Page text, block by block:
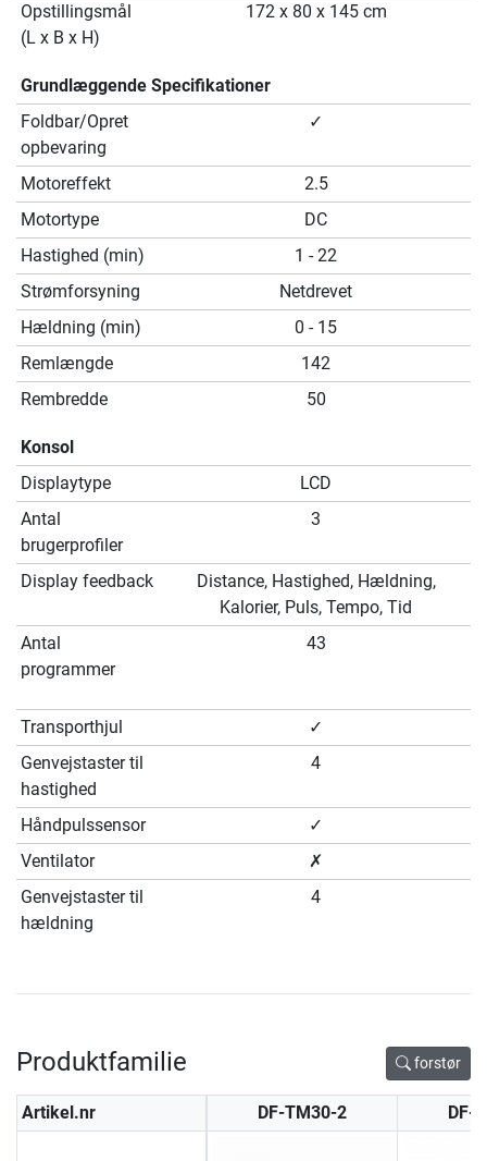
Opstillingsmål
(L x B x H)
172 x 80 x 145 cm
Grundlæggende Specifikationer
Foldbar/Opret
opbevaring
✓
Motoreffekt
2.5
Motortype
DC
Hastighed (min)
1 - 22
Strømforsyning
Netdrevet
Hældning (min)
0 - 15
Remlængde
142
Rembredde
50
Konsol
Displaytype
LCD
Antal
brugerprofiler
3
Display feedback
Distance, Hastighed, Hældning,
Kalorier, Puls, Tempo, Tid
Antal
programmer
43
Transporthjul
✓
Genvejstaster til
hastighed
4
Håndpulssensor
✓
Ventilator
✗
Genvejstaster til
hældning
4
Produktfamilie forstør
Artikel.nr DF-TM30-2 DF-